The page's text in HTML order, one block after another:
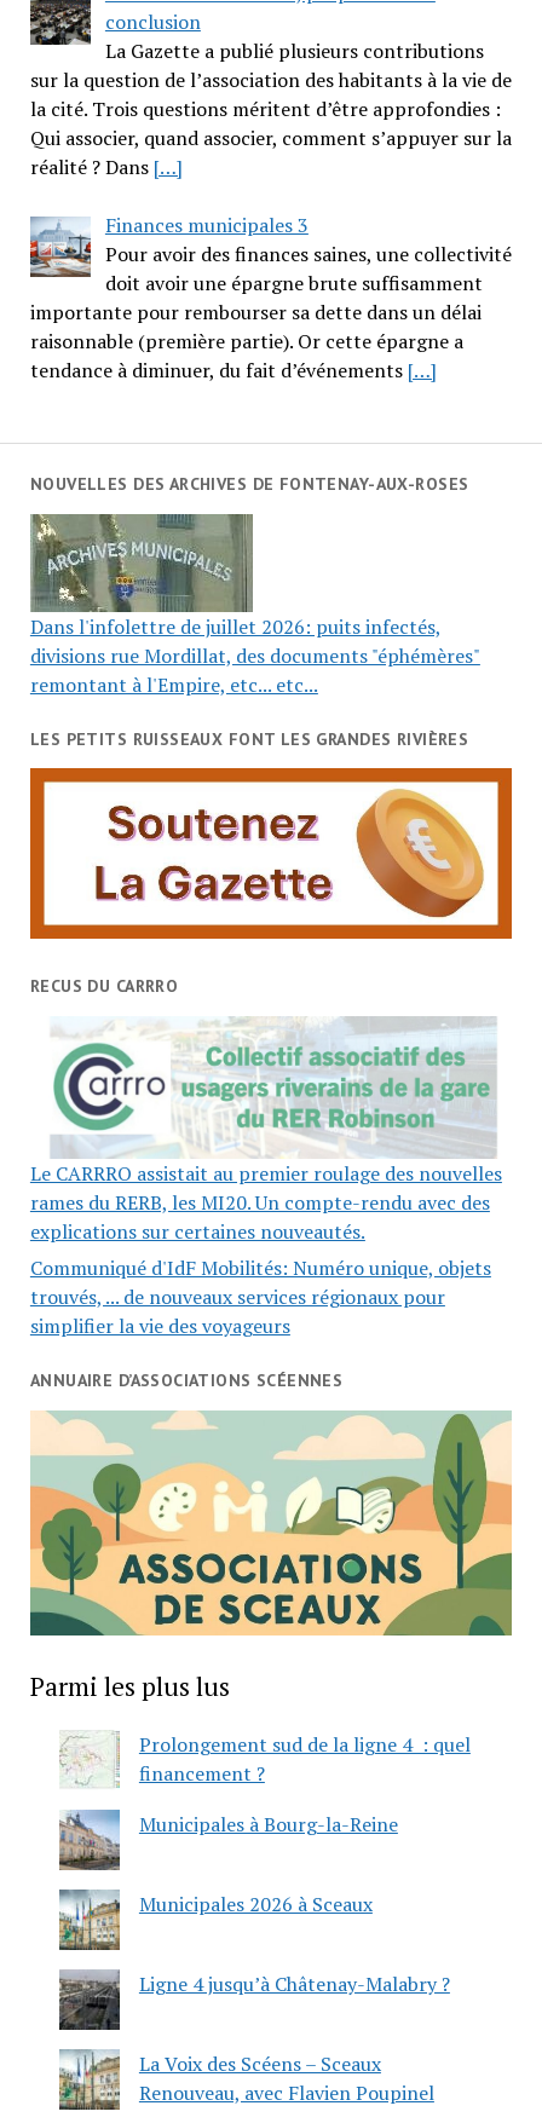
conclusion
La Gazette a publié plusieurs contributions
sur la question de l’association des habitants à la vie de
la cité. Trois questions méritent d’être approfondies :
Qui associer, quand associer, comment s’appuyer sur la
réalité ? Dans […]
Finances municipales 3
Pour avoir des finances saines, une collectivité
doit avoir une épargne brute suffisamment
importante pour rembourser sa dette dans un délai
raisonnable (première partie). Or cette épargne a
tendance à diminuer, du fait d’événements […]
NOUVELLES DES ARCHIVES DE FONTENAY-AUX-ROSES
Dans l'infolettre de juillet 2026: puits infectés,
divisions rue Mordillat, des documents "éphémères"
remontant à l'Empire, etc... etc...
LES PETITS RUISSEAUX FONT LES GRANDES RIVIÈRES
RECUS DU CARRRO
Le CARRRO assistait au premier roulage des nouvelles
rames du RERB, les MI20. Un compte-rendu avec des
explications sur certaines nouveautés.
Communiqué d'IdF Mobilités: Numéro unique, objets
trouvés, ... de nouveaux services régionaux pour
simplifier la vie des voyageurs
ANNUAIRE D’ASSOCIATIONS SCÉENNES
Parmi les plus lus
Prolongement sud de la ligne 4 : quel
financement ?
Municipales à Bourg-la-Reine
Municipales 2026 à Sceaux
Ligne 4 jusqu’à Châtenay-Malabry ?
La Voix des Scéens – Sceaux
Renouveau, avec Flavien Poupinel